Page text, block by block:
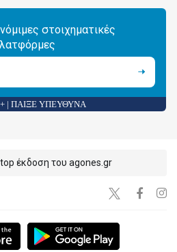
στοιχηματικές
| ΠΑΙΞΕ ΥΠΕΥΘΥΝΑ
έκδοση του agones.gr